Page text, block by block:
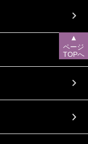
▲
ページ
TOPへ